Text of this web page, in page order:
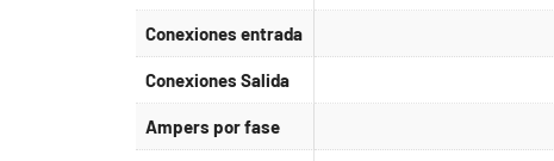
Conexiones entrada
Conexiones Salida
Ampers por fase